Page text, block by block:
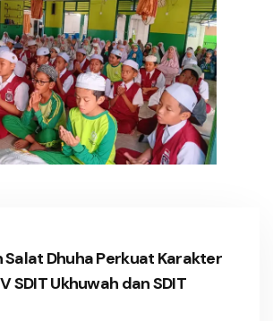
Salat Dhuha Perkuat Karakter
SDIT Ukhuwah dan SDIT